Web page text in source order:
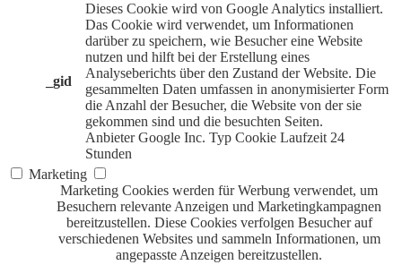
_gid
Dieses Cookie wird von Google Analytics installiert.
Das Cookie wird verwendet, um Informationen
darüber zu speichern, wie Besucher eine Website
nutzen und hilft bei der Erstellung eines
Analyseberichts über den Zustand der Website. Die
gesammelten Daten umfassen in anonymisierter Form
die Anzahl der Besucher, die Website von der sie
gekommen sind und die besuchten Seiten.
Anbieter Google Inc. Typ Cookie Laufzeit 24
Stunden
Marketing
Marketing Cookies werden für Werbung verwendet, um
Besuchern relevante Anzeigen und Marketingkampagnen
bereitzustellen. Diese Cookies verfolgen Besucher auf
verschiedenen Websites und sammeln Informationen, um
angepasste Anzeigen bereitzustellen.